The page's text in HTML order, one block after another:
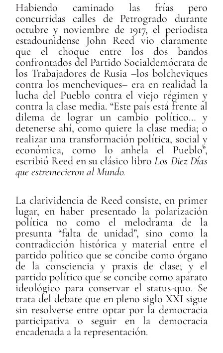
Habiendo caminado las frías pero
concurridas calles de Petrogrado durante
octubre y noviembre de 1917, el periodista
estadounidense John Reed vio claramente
que el choque entre los dos bandos
confrontados del Partido Socialdemócrata de
los Trabajadores de Rusia –los bolcheviques
contra los mencheviques– era en realidad la
lucha del Pueblo contra el viejo régimen y
contra la clase media. “Este país está frente al
dilema de lograr un cambio político… y
detenerse ahí, como quiere la clase media; o
realizar una transformación política, social y
económica, como lo anhela el Pueblo”,
escribió Reed en su clásico libroLos Diez Días
que estremecieron al Mundo.
La clarividencia de Reed consiste, en primer
lugar, en haber presentado la polarización
política no como el melodrama de la
presunta “falta de unidad”, sino como la
contradicción histórica y material entre el
partido político que se concibe como órgano
de la consciencia y praxis de clase; y el
partido político que se concibe como aparato
ideológico para conservar el status-quo. Se
trata del debate que en pleno siglo XXI sigue
sin resolverse entre optar por la democracia
participativa o seguir en la democracia
encadenada a la representación.